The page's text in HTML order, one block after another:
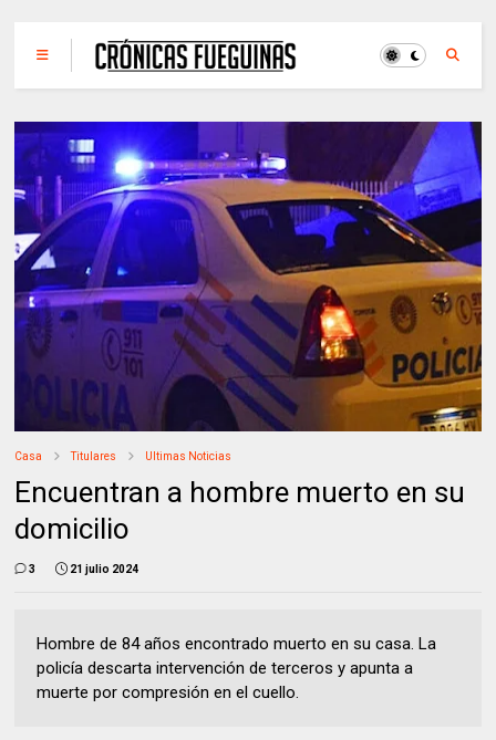
Casa Titulares Ultimas Noticias
Encuentran a hombre muerto en su
domicilio
3 21 julio 2024
Hombre de 84 años encontrado muerto en su casa. La
policía descarta intervención de terceros y apunta a
muerte por compresión en el cuello.